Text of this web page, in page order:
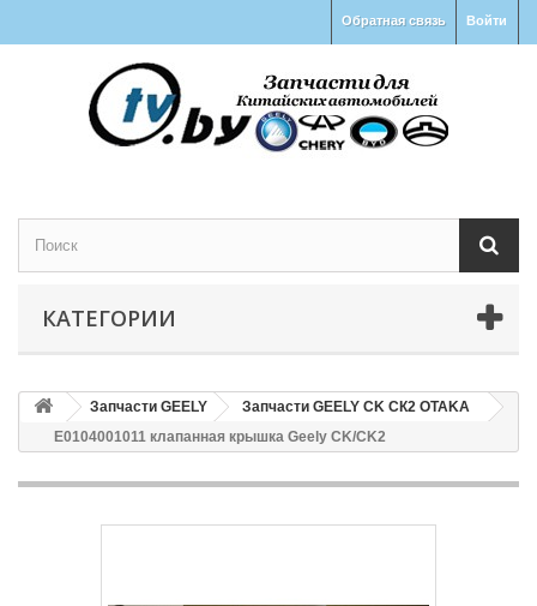
Войти
Обратная связь
КАТЕГОРИИ
Запчасти GEELY
Запчасти GEELY CK СК2 OTAKA
E0104001011 клапанная крышка Geely CK/CK2